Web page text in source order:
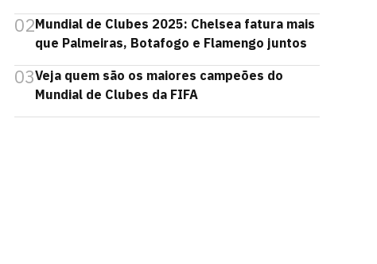
02Mundial de Clubes 2025: Chelsea fatura mais
que Palmeiras, Botafogo e Flamengo juntos
03Veja quem são os maiores campeões do
Mundial de Clubes da FIFA